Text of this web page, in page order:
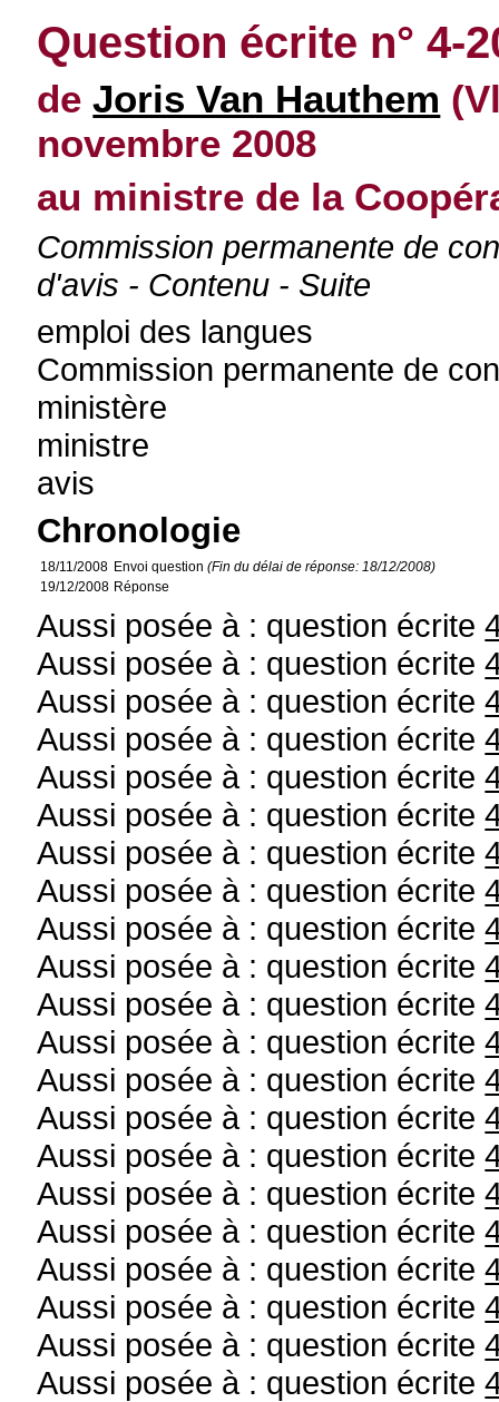
Question écrite n° 4-
deJoris Van Hauthem
novembre 2008
au ministre de la
Commission permanente de
d'avis - Contenu - Suite
emploi des langues
Commission permanente de
ministère
ministre
avis
Chronologie
18/11/2008 Envoi question(Fin du délai de réponse: 18/12/2008)
19/12/2008 Réponse
Aussi posée à : question écrite
Aussi posée à : question écrite
Aussi posée à : question écrite
Aussi posée à : question écrite
Aussi posée à : question écrite
Aussi posée à : question écrite
Aussi posée à : question écrite
Aussi posée à : question écrite
Aussi posée à : question écrite
Aussi posée à : question écrite
Aussi posée à : question écrite
Aussi posée à : question écrite
Aussi posée à : question écrite
Aussi posée à : question écrite
Aussi posée à : question écrite
Aussi posée à : question écrite
Aussi posée à : question écrite
Aussi posée à : question écrite
Aussi posée à : question écrite
Aussi posée à : question écrite
Aussi posée à : question écrite